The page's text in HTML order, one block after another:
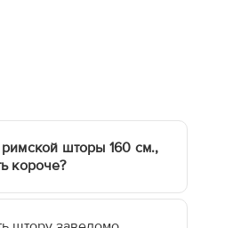
шторы 160 см.,
короче?